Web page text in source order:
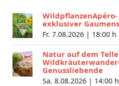
exklusiver
Fr. 7.08.2026 | 18:00 h
Natur auf dem
Genussliebende
Sa. 8.08.2026 | 14:00 h